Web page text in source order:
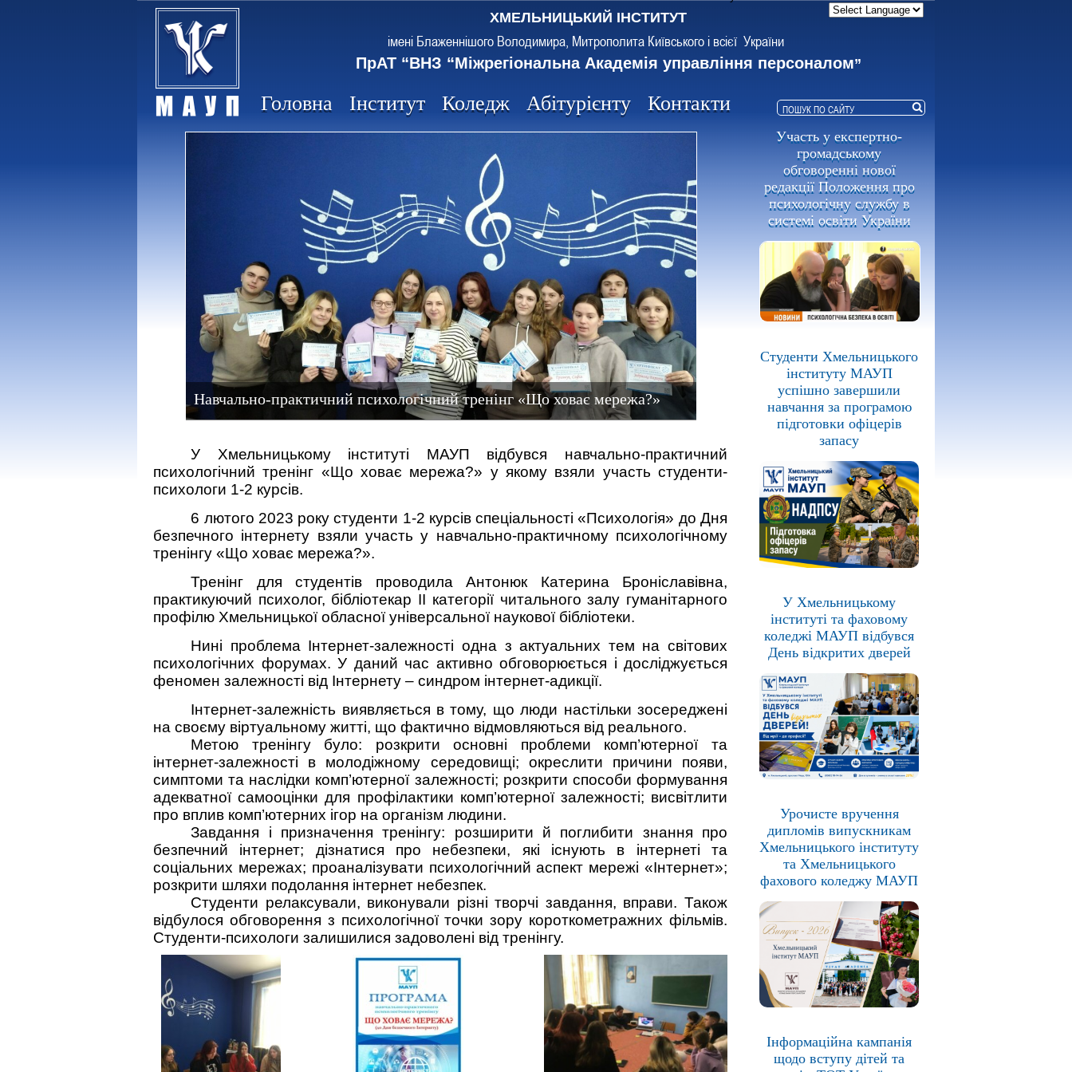
імені Блаженнішого Володимира, Митрополита Київського і всієї України
ХМЕЛЬНИЦЬКИЙ ІНСТИТУТ
ПрАТ “ВНЗ “Міжрегіональна Академія управління персоналом”
Головна Інститут Коледж Абітурієнту Контакти
Навчально-практичний психологічний тренінг «Що ховає мережа?»
У Хмельницькому інституті МАУП відбувся навчально-практичний
психологічний тренінг «Що ховає мережа?» у якому взяли участь студенти-
психологи 1-2 курсів.
6 лютого 2023 року студенти 1-2 курсів спеціальності «Психологія» до Дня
безпечного інтернету взяли участь у навчально-практичному психологічному
тренінгу «Що ховає мережа?».
Тренінг для студентів проводила Антонюк Катерина Броніславівна,
практикуючий психолог, бібліотекар ІІ категорії читального залу гуманітарного
профілю Хмельницької обласної універсальної наукової бібліотеки.
Нині проблема Інтернет-залежності одна з актуальних тем на світових
психологічних форумах. У даний час активно обговорюється і досліджується
феномен залежності від Інтернету – синдром інтернет-адикції.
Інтернет-залежність виявляється в тому, що люди настільки зосереджені
на своєму віртуальному житті, що фактично відмовляються від реального.
Метою тренінгу було: розкрити основні проблеми комп’ютерної та
інтернет-залежності в молодіжному середовищі; окреслити причини появи,
симптоми та наслідки комп’ютерної залежності; розкрити способи формування
адекватної самооцінки для профілактики комп’ютерної залежності; висвітлити
про вплив комп’ютерних ігор на організм людини.
Завдання і призначення тренінгу: розширити й поглибити знання про
безпечний інтернет; дізнатися про небезпеки, які існують в інтернеті та
соціальних мережах; проаналізувати психологічний аспект мережі «Інтернет»;
розкрити шляхи подолання інтернет небезпек.
Студенти релаксували, виконували різні творчі завдання, вправи. Також
відбулося обговорення з психологічної точки зору короткометражних фільмів.
Студенти-психологи залишилися задоволені від тренінгу.
Участь у експертно-
громадському
обговоренні нової
редакції Положення про
психологічну службу в
системі освіти України
Студенти Хмельницького
інституту МАУП
успішно завершили
навчання за програмою
підготовки офіцерів
запасу
У Хмельницькому
інституті та фаховому
коледжі МАУП відбувся
День відкритих дверей
Урочисте вручення
дипломів випускникам
Хмельницького інституту
та Хмельницького
фахового коледжу МАУП
Інформаційна кампанія
щодо вступу дітей та